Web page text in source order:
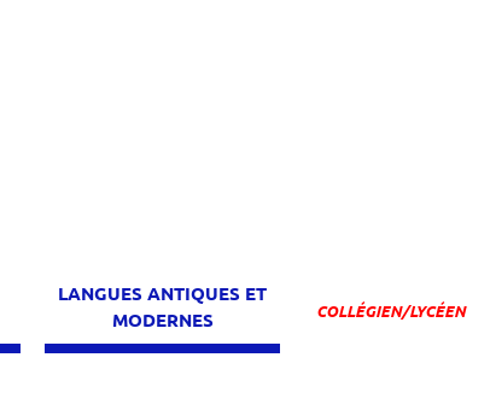
LANGUES ANTIQUES ET
MODERNES
Espaces
COLLÉGIEN/LYCÉEN